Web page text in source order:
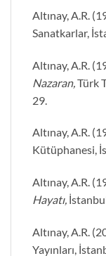
Altınay, A.R.
Sanatkarlar,
Altınay, A.R.
Nazaran, Türk
29.
Altınay, A.R.
Kütüphanesi,
Altınay, A.R.
Hayatı,
Altınay, A.R.
Yayınları,